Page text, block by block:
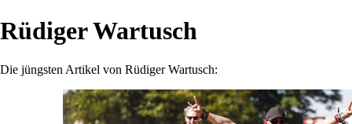
Rüdiger Wartusch
Die jüngsten Artikel von Rüdiger Wartusch: